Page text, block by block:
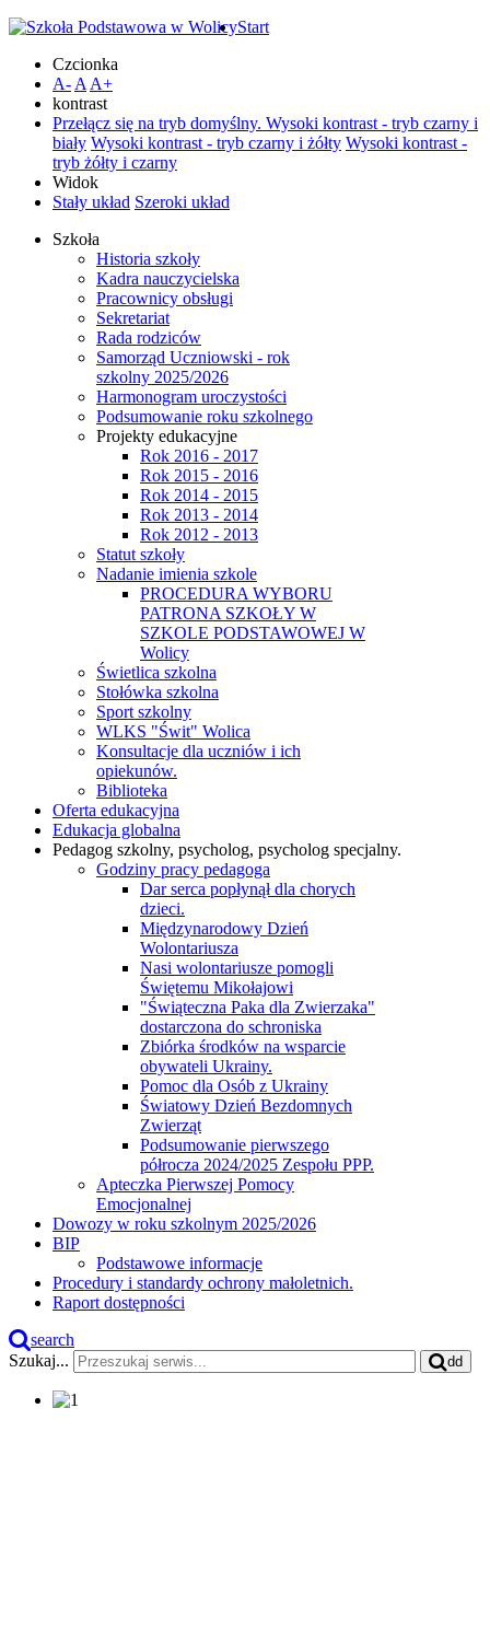
Czcionka
A- A A+
kontrast
Przełącz się na tryb domyślny. Wysoki kontrast - tryb czarny i
biały Wysoki kontrast - tryb czarny i żółty Wysoki kontrast -
tryb żółty i czarny
Widok
Stały układ Szeroki układ
Start
Szkoła
Historia szkoły
Kadra nauczycielska
Pracownicy obsługi
Sekretariat
Rada rodziców
Samorząd Uczniowski - rok
szkolny 2025/2026
Harmonogram uroczystości
Podsumowanie roku szkolnego
Projekty edukacyjne
Rok 2016 - 2017
Rok 2015 - 2016
Rok 2014 - 2015
Rok 2013 - 2014
Rok 2012 - 2013
Statut szkoły
Nadanie imienia szkole
PROCEDURA WYBORU
PATRONA SZKOŁY W
SZKOLE PODSTAWOWEJ W
Wolicy
Świetlica szkolna
Stołówka szkolna
Sport szkolny
WLKS "Świt" Wolica
Konsultacje dla uczniów i ich
opiekunów.
Biblioteka
Oferta edukacyjna
Edukacja globalna
Pedagog szkolny, psycholog, psycholog specjalny.
Godziny pracy pedagoga
Dar serca popłynął dla chorych
dzieci.
Międzynarodowy Dzień
Wolontariusza
Nasi wolontariusze pomogli
Świętemu Mikołajowi
"Świąteczna Paka dla Zwierzaka"
dostarczona do schroniska
Zbiórka środków na wsparcie
obywateli Ukrainy.
Pomoc dla Osób z Ukrainy
Światowy Dzień Bezdomnych
Zwierząt
Podsumowanie pierwszego
półrocza 2024/2025 Zespołu PPP.
Apteczka Pierwszej Pomocy
Emocjonalnej
Dowozy w roku szkolnym 2025/2026
BIP
Podstawowe informacje
Procedury i standardy ochrony małoletnich.
Raport dostępności
search
Szukaj...
dd